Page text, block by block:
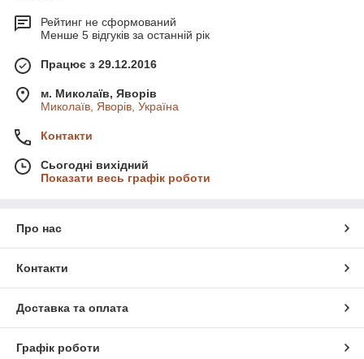
Рейтинг не сформований
Менше 5 відгуків за останній рік
Працює з 29.12.2016
м. Миколаїв, Яворів
Миколаїв, Яворів, Україна
Контакти
Сьогодні вихідний
Показати весь графік роботи
Про нас
Контакти
Доставка та оплата
Графік роботи